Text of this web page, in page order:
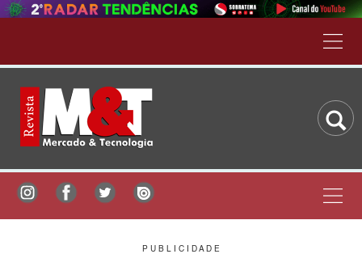
P U B L I C I D A D E